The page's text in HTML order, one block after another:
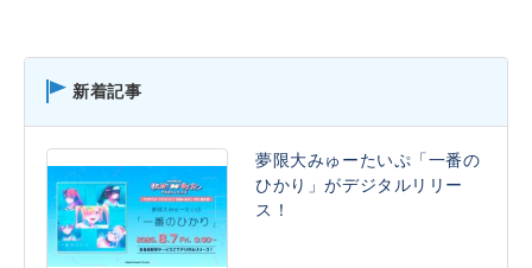
新着記事
夢限大みゅーたいぷ「一番の
ひかり」がデジタルリリー
ス！